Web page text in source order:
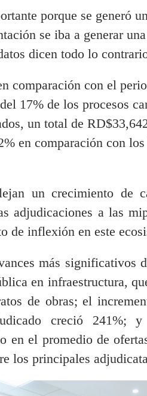
porque se generó
se iba a generar
dicen todo lo
comparación con el
17% de los procesos
un total de
en comparación con
un crecimiento de
adjudicaciones a las
de inflexión en este
más significativos
en infraestructura,
de obras; el
creció 241%;
en el promedio de
los principales